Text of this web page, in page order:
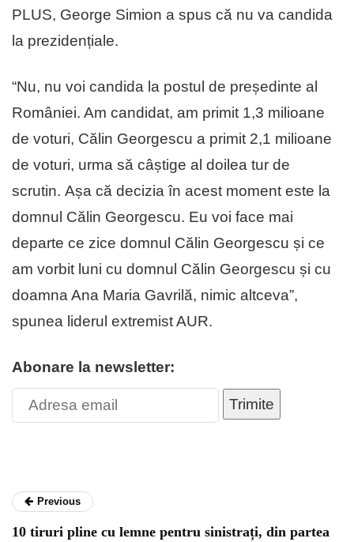
PLUS, George Simion a spus că nu va candida
la prezidențiale.
“Nu, nu voi candida la postul de președinte al
României. Am candidat, am primit 1,3 milioane
de voturi, Călin Georgescu a primit 2,1 milioane
de voturi, urma să câștige al doilea tur de
scrutin. Așa că decizia în acest moment este la
domnul Călin Georgescu. Eu voi face mai
departe ce zice domnul Călin Georgescu și ce
am vorbit luni cu domnul Călin Georgescu și cu
doamna Ana Maria Gavrilă, nimic altceva”,
spunea liderul extremist AUR.
Abonare la newsletter:
Trimite
Previous
10 tiruri pline cu lemne pentru sinistrați, din partea